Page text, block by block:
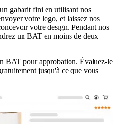
types de pliages, nos serviettes
complète avec
vous recherchiez des designs
nous concevons ces serviettes
plan à chaque utilisation.
Élégantes et
se contentent pas d’embellir votre
également la durabilité au premier
gabarit fini en utilisant nos
votre logo, et laissez nos
votre design. Pendant nos
un BAT en moins de deux
BAT pour approbation. Évaluez-le
jusqu'à ce que vous